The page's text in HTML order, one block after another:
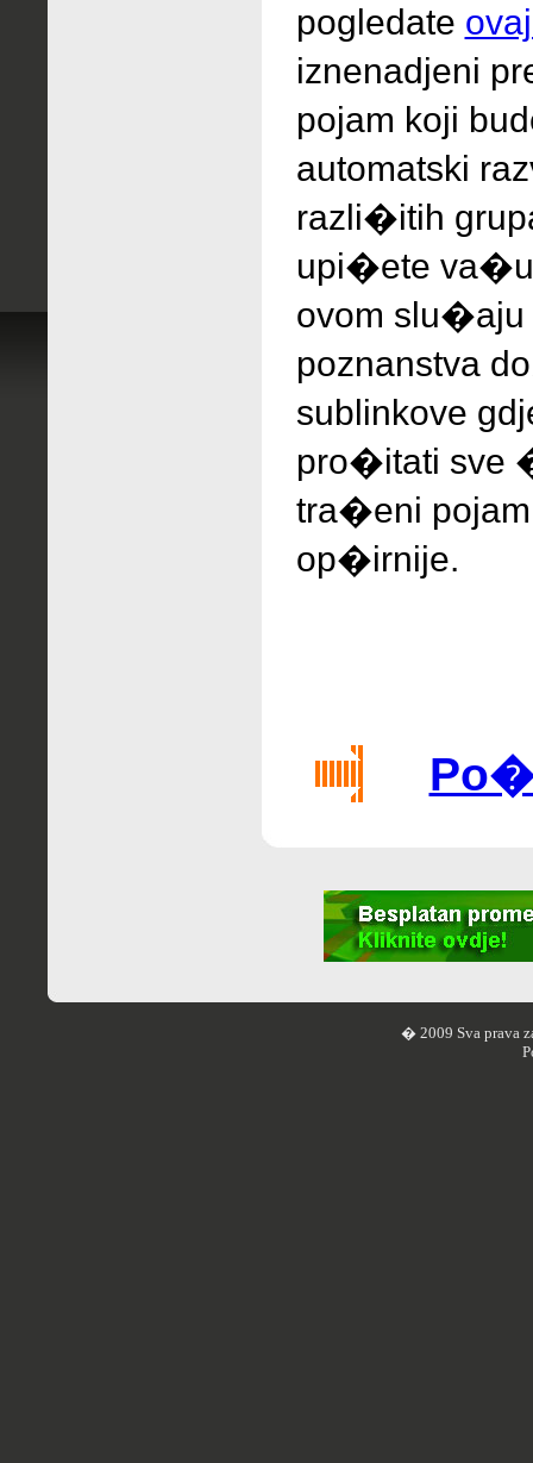
pogledate
iznenadjeni
pojam koji
automatski
razli�itih
upi�ete
ovom slu�aju
poznanstva
sublinkove
pro�itati sve
tra�eni
op�irnije.
� 2009 Sva prava